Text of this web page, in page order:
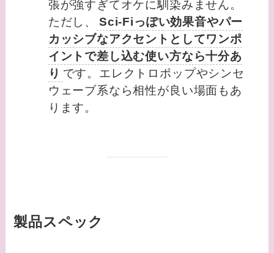
張が強すぎてオケに馴染みません。
ただし、
Sci-Fiっぽい効果音やパー
カッシブなアクセントとしてワンポ
イントで差し込む使い方なら十分あ
り です。エレクトロポップやシンセ
ウェーブ系なら相性が良い場面もあ
ります。
製品スペック